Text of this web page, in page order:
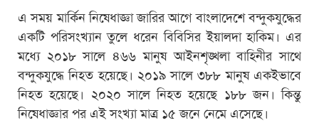
এ সময় মার্কিন নিষেধাজ্ঞা জারির আগে বাংলাদেশে বন্দুকযুদ্ধের
একটি পরিসংখ্যান তুলে ধরেন বিবিসির ইয়ালদা হাকিম। এর
মধ্যে ২০১৮ সালে ৪৬৬ মানুষ আইনশৃঙ্খলা বাহিনীর সাথে
বন্দুকযুদ্ধে নিহত হয়েছে। ২০১৯ সালে ৩৮৮ মানুষ একইভাবে
নিহত হয়েছে। ২০২০ সালে নিহত হয়েছে ১৮৮ জন। কিন্তু
নিষেধাজ্ঞার পর এই সংখ্যা মাত্র ১৫ জনে নেমে এসেছে।